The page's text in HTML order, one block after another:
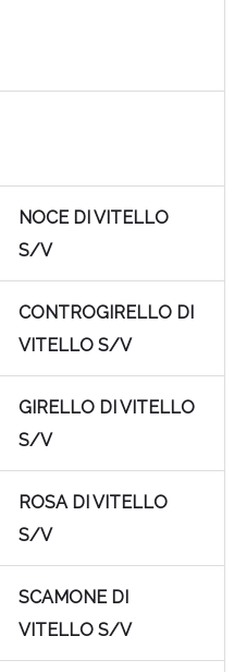
NOCE DI VITELLO
S/V
CONTROGIRELLO DI
VITELLO S/V
GIRELLO DI VITELLO
S/V
ROSA DI VITELLO
S/V
SCAMONE DI
VITELLO S/V